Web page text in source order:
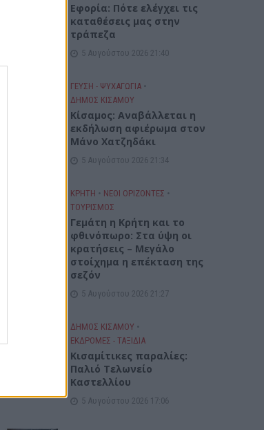
Εφορία: Πότε ελέγχει τις
καταθέσεις μας στην
τράπεζα
5 Αυγούστου 2026 21:40
ΓΕΎΣΗ - ΨΥΧΑΓΩΓΊΑ •
ΔΉΜΟΣ ΚΙΣΆΜΟΥ
Κίσαμος: Αναβάλλεται η
εκδήλωση αφιέρωμα στον
Μάνο Χατζηδάκι
5 Αυγούστου 2026 21:34
ΚΡΗΤΗ • ΝΕΟΙ ΟΡΙΖΟΝΤΕΣ •
ΤΟΥΡΙΣΜΟΣ
Γεμάτη η Κρήτη και το
φθινόπωρο: Στα ύψη οι
κρατήσεις – Μεγάλο
στοίχημα η επέκταση της
σεζόν
5 Αυγούστου 2026 21:27
ΔΉΜΟΣ ΚΙΣΆΜΟΥ •
ΕΚΔΡΟΜΈΣ - ΤΑΞΊΔΙΑ
Kισαμίτικες παραλίες:
Παλιό Τελωνείο
Καστελλίου
5 Αυγούστου 2026 17:06